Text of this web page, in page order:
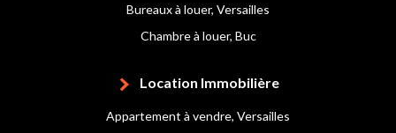
Bureaux à louer, Versailles
Chambre à louer, Buc
Location Immobilière
Appartement à vendre, Versailles